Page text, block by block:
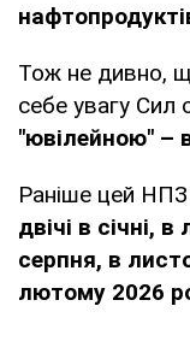
Тож не дивно,
себе увагу Сил
"ювілейною" –
Раніше цей
двічі в січні,
серпня, в
лютому 2026